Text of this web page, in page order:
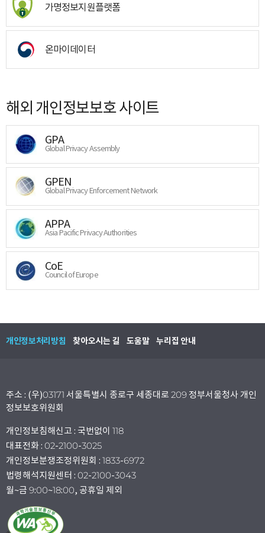
가명정보지원플랫폼
온마이데이터
해외 개인정보보호 사이트
GPA
Global Privacy Assembly
GPEN
Global Privacy Enforcement Network
APPA
Asia Pacific Privacy Authorities
CoE
Council of Europe
개인정보처리방침 찾아오시는 길 도움말 누리집 안내
주소 : (우)03171 서울특별시 종로구 세종대로 209 정부서울청사 개인
정보보호위원회
개인정보침해신고 : 국번없이 118
대표전화 : 02-2100-3025
개인정보분쟁조정위원회 : 1833-6972
법령해석지원센터 : 02-2100-3043
월~금 9:00~18:00, 공휴일 제외